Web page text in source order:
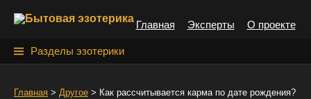
Главная Эксперты О проекте
Разделы эзотерики
й
Главная > Другое > Как рассчитывается карма по дате рождения?